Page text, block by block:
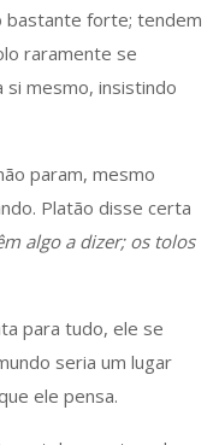
bastante forte; tendem
raramente se
mesmo, insistindo
param, mesmo
Platão disse certa
algo a dizer; os tolos
para tudo, ele se
seria um lugar
ele pensa.